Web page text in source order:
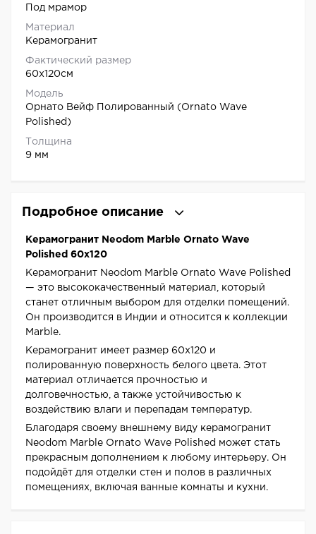
Под мрамор
Материал
Керамогранит
Фактический размер
60x120см
Модель
Орнато Вейф Полированный (Ornato Wave
Polished)
Толщина
9 мм
Подробное описание
Керамогранит Neodom Marble Ornato Wave
Polished 60x120
Керамогранит Neodom Marble Ornato Wave Polished
— это высококачественный материал, который
станет отличным выбором для отделки помещений.
Он производится в Индии и относится к коллекции
Marble.
Керамогранит имеет размер 60x120 и
полированную поверхность белого цвета. Этот
материал отличается прочностью и
долговечностью, а также устойчивостью к
воздействию влаги и перепадам температур.
Благодаря своему внешнему виду керамогранит
Neodom Marble Ornato Wave Polished может стать
прекрасным дополнением к любому интерьеру. Он
подойдёт для отделки стен и полов в различных
помещениях, включая ванные комнаты и кухни.